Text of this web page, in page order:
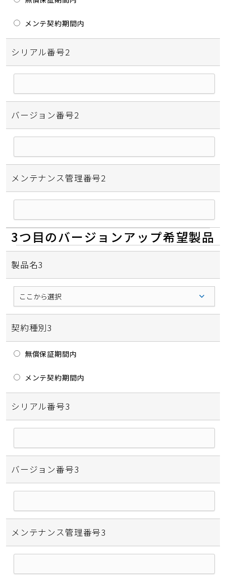
メンテ契約期間内
シリアル番号2
バージョン番号2
メンテナンス管理番号2
3つ目のバージョンアップ希望製品
製品名3
契約種別3
無償保証期間内
メンテ契約期間内
シリアル番号3
バージョン番号3
メンテナンス管理番号3